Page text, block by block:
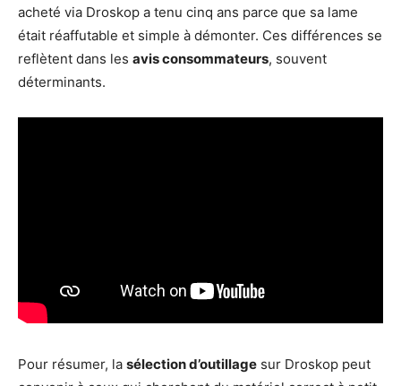
acheté via Droskop a tenu cinq ans parce que sa lame
était réaffutable et simple à démonter. Ces différences se
reflètent dans les avis consommateurs, souvent
déterminants.
Pour résumer, la sélection d’outillage sur Droskop peut